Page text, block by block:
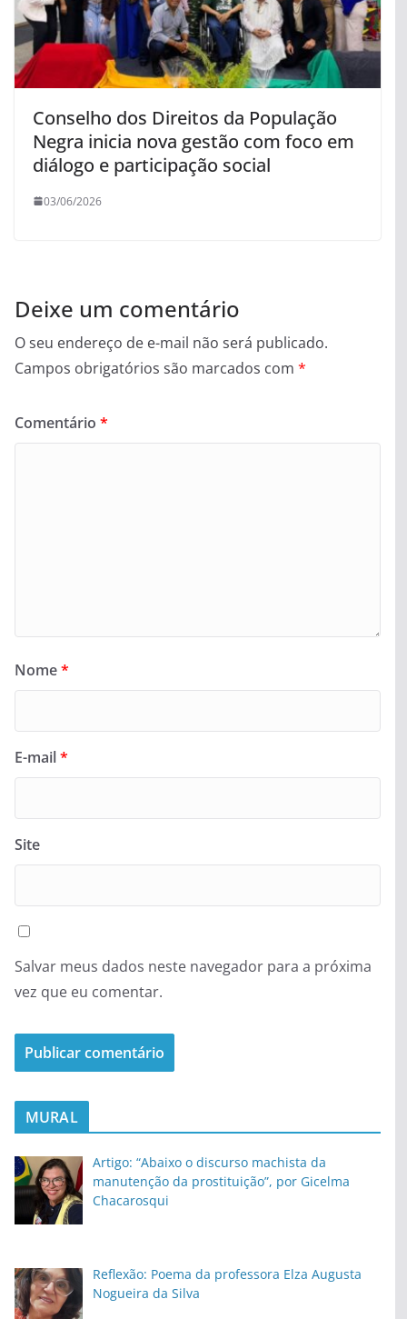
Conselho dos Direitos da População
Negra inicia nova gestão com foco em
diálogo e participação social
03/06/2026
Deixe um comentário
O seu endereço de e-mail não será publicado.
Campos obrigatórios são marcados com *
Comentário *
Nome*
E-mail*
Site
Salvar meus dados neste navegador para a próxima
vez que eu comentar.
MURAL
Artigo: “Abaixo o discurso machista da
manutenção da prostituição”, por Gicelma
Chacarosqui
Reflexão: Poema da professora Elza Augusta
Nogueira da Silva